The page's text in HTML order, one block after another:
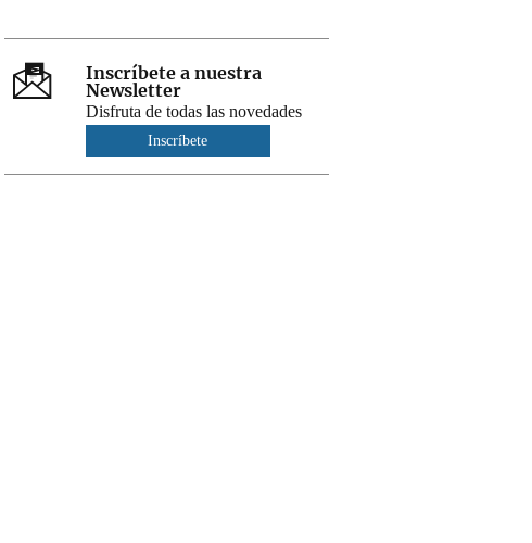
Inscríbete a nuestra
Newsletter
Disfruta de todas las novedades
Inscríbete